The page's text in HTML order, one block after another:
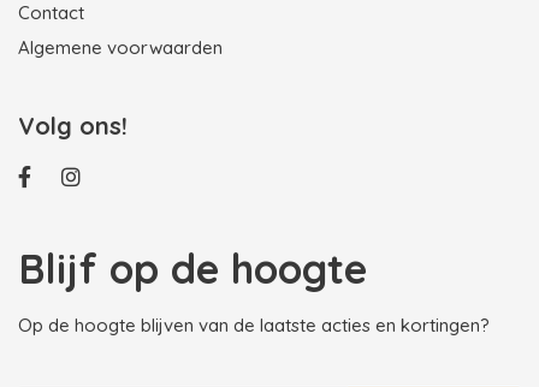
Contact
Algemene voorwaarden
Volg ons!
Blijf op de hoogte
Op de hoogte blijven van de laatste acties en kortingen?